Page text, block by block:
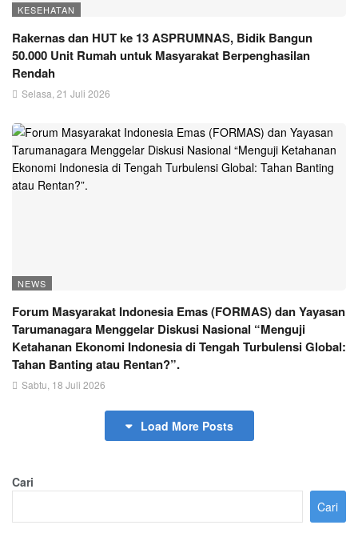
KESEHATAN
Rakernas dan HUT ke 13 ASPRUMNAS, Bidik Bangun
50.000 Unit Rumah untuk Masyarakat Berpenghasilan
Rendah
Selasa, 21 Juli 2026
NEWS
Forum Masyarakat Indonesia Emas (FORMAS) dan Yayasan
Tarumanagara Menggelar Diskusi Nasional “Menguji
Ketahanan Ekonomi Indonesia di Tengah Turbulensi Global:
Tahan Banting atau Rentan?”.
Sabtu, 18 Juli 2026
Load More Posts
Cari
Cari